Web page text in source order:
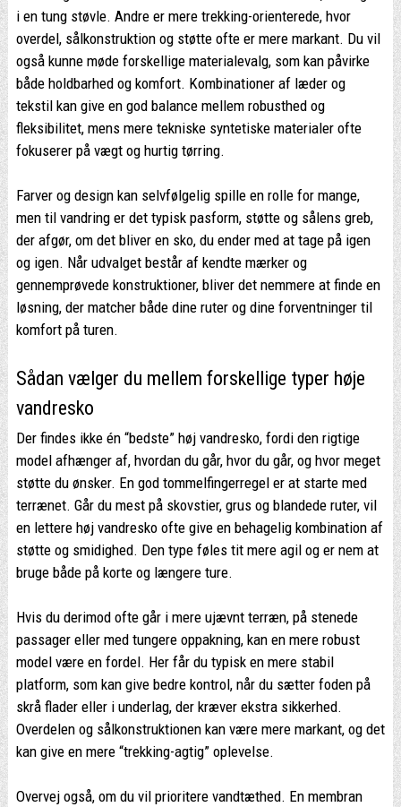
i en tung støvle. Andre er mere trekking-orienterede, hvor
overdel, sålkonstruktion og støtte ofte er mere markant. Du vil
også kunne møde forskellige materialevalg, som kan påvirke
både holdbarhed og komfort. Kombinationer af læder og
tekstil kan give en god balance mellem robusthed og
fleksibilitet, mens mere tekniske syntetiske materialer ofte
fokuserer på vægt og hurtig tørring.
Farver og design kan selvfølgelig spille en rolle for mange,
men til vandring er det typisk pasform, støtte og sålens greb,
der afgør, om det bliver en sko, du ender med at tage på igen
og igen. Når udvalget består af kendte mærker og
gennemprøvede konstruktioner, bliver det nemmere at finde en
løsning, der matcher både dine ruter og dine forventninger til
komfort på turen.
Sådan vælger du mellem forskellige typer høje
vandresko
Der findes ikke én “bedste” høj vandresko, fordi den rigtige
model afhænger af, hvordan du går, hvor du går, og hvor meget
støtte du ønsker. En god tommelfingerregel er at starte med
terrænet. Går du mest på skovstier, grus og blandede ruter, vil
en lettere høj vandresko ofte give en behagelig kombination af
støtte og smidighed. Den type føles tit mere agil og er nem at
bruge både på korte og længere ture.
Hvis du derimod ofte går i mere ujævnt terræn, på stenede
passager eller med tungere oppakning, kan en mere robust
model være en fordel. Her får du typisk en mere stabil
platform, som kan give bedre kontrol, når du sætter foden på
skrå flader eller i underlag, der kræver ekstra sikkerhed.
Overdelen og sålkonstruktionen kan være mere markant, og det
kan give en mere “trekking-agtig” oplevelse.
Overvej også, om du vil prioritere vandtæthed. En membran